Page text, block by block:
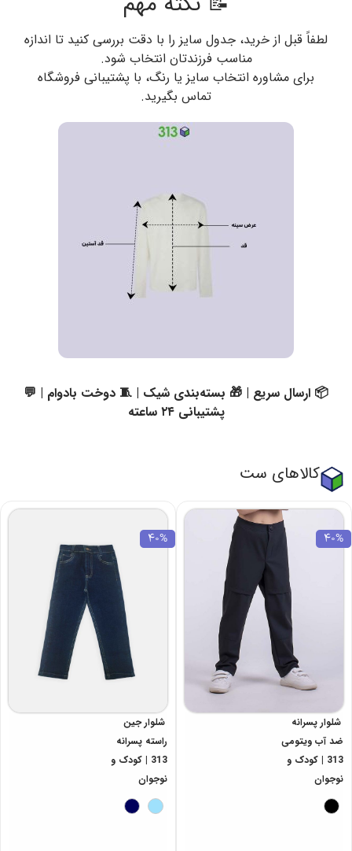
لطفاً قبل از خرید، جدول سایز را با دقت بررسی کنید تا اندازه
مناسب فرزندتان انتخاب شود.
برای مشاوره انتخاب سایز یا رنگ، با پشتیبانی فروشگاه
تماس بگیرید.
📦 ارسال سریع | 🎁 بسته‌بندی شیک | 🧵 دوخت بادوام | 💬
پشتیبانی ۲۴ ساعته
کالاهای ست
40%
شلوار پسرانه
ضد آب ویتومی
313 | کودک و
نوجوان
40%
شلوار جین
راسته پسرانه
313 | کودک و
نوجوان